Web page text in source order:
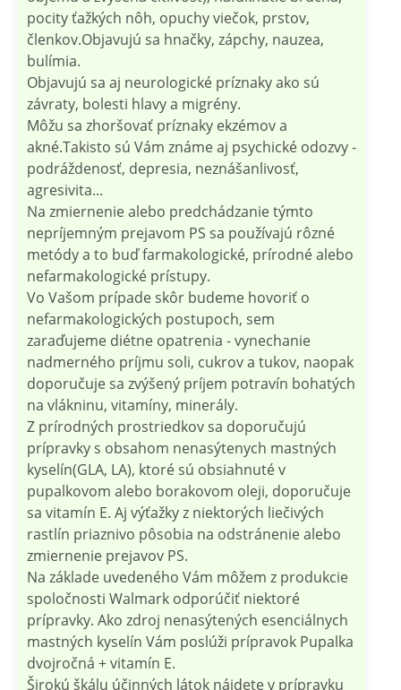
pocity ťažkých nôh, opuchy viečok, prstov,
členkov.Objavujú sa hnačky, zápchy, nauzea,
bulímia.
Objavujú sa aj neurologické príznaky ako sú
závraty, bolesti hlavy a migrény.
Môžu sa zhoršovať príznaky ekzémov a
akné.Takisto sú Vám známe aj psychické odozvy -
podráždenosť, depresia, neznášanlivosť,
agresivita...
Na zmiernenie alebo predchádzanie týmto
nepríjemným prejavom PS sa používajú rôzné
metódy a to buď farmakologické, prírodné alebo
nefarmakologické prístupy.
Vo Vašom prípade skôr budeme hovoriť o
nefarmakologických postupoch, sem
zaraďujeme diétne opatrenia - vynechanie
nadmerného príjmu soli, cukrov a tukov, naopak
doporučuje sa zvýšený príjem potravín bohatých
na vlákninu, vitamíny, minerály.
Z prírodných prostriedkov sa doporučujú
prípravky s obsahom nenasýtenych mastných
kyselín(GLA, LA), ktoré sú obsiahnuté v
pupalkovom alebo borakovom oleji, doporučuje
sa vitamín E. Aj výťažky z niektorých liečivých
rastlín priaznivo pôsobia na odstránenie alebo
zmiernenie prejavov PS.
Na základe uvedeného Vám môžem z produkcie
spoločnosti Walmark odporúčiť niektoré
prípravky. Ako zdroj nenasýtených esenciálnych
mastných kyselín Vám poslúži prípravok Pupalka
dvojročná + vitamín E.
Širokú škálu účinných látok nájdete v prípravku